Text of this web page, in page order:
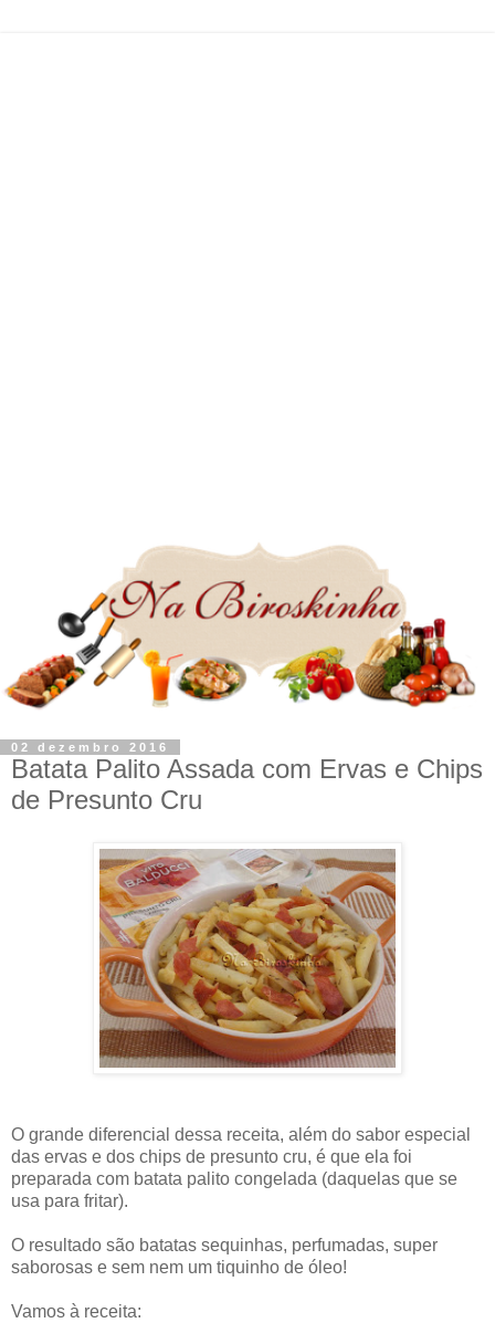
02 dezembro 2016
Batata Palito Assada com Ervas e Chips
de Presunto Cru
O grande diferencial dessa receita, além do sabor especial
das ervas e dos chips de presunto cru, é que ela foi
preparada com batata palito congelada (daquelas que se
usa para fritar).
O resultado são batatas sequinhas, perfumadas, super
saborosas e sem nem um tiquinho de óleo!
Vamos à receita: